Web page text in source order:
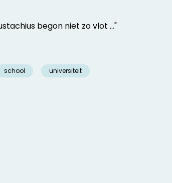
begon niet zo vlot ..."
school universiteit